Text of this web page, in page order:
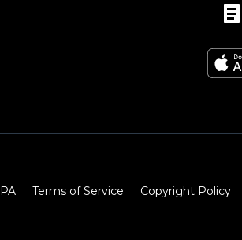
Terms of Service Copyright Policy‎